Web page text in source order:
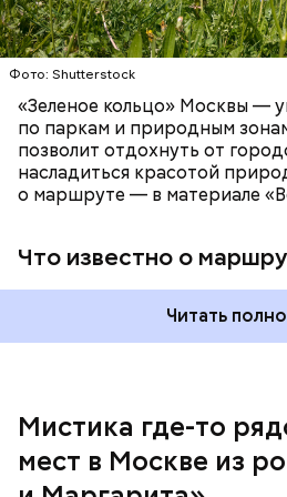
Фото: Shutterstock
«Зеленое кольцо» Москвы —
по паркам и природным
позволит отдохнуть от
насладиться красотой
о маршруте — в материале
Что известно о
Читать
Мистика где-то
мест в Москве из
На данный момент квартира
стала Музеем Булгакова. В
Патриаршие пруды
Внутри Мавзолея находится
покоится тело Ленина. Он
красных тонах. Тело
Московский зоопарк